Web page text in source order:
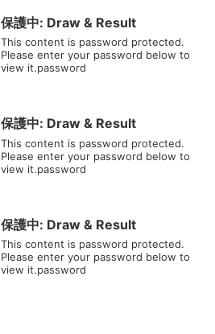
保護中: Draw & Result
This content is password protected.
Please enter your password below to
view it.password
保護中: Draw & Result
This content is password protected.
Please enter your password below to
view it.password
保護中: Draw & Result
This content is password protected.
Please enter your password below to
view it.password